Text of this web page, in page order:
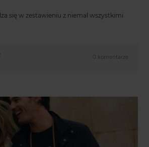
się w zestawieniu z niemal wszystkimi
0 komentarze